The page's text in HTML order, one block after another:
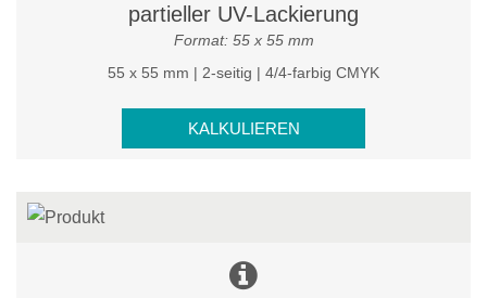
partieller UV-Lackierung
Format: 55 x 55 mm
55 x 55 mm | 2-seitig | 4/4-farbig CMYK
KALKULIEREN